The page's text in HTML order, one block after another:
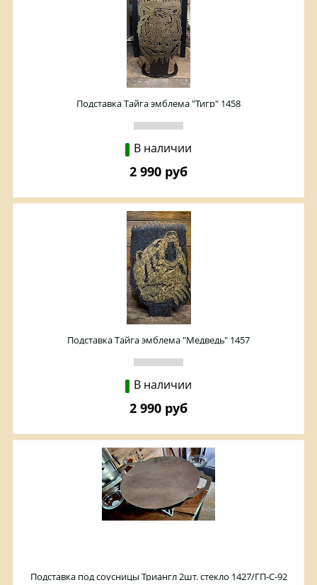
Подставка Тайга эмблема "Тигр" 1458
В наличии
2 990 руб
Подставка Тайга эмблема "Медведь" 1457
В наличии
2 990 руб
Подставка под соусницы Триангл 2шт. стекло 1427/ГП-С-92